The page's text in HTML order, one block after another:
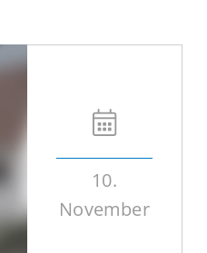
10.
November